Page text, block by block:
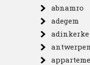
abnamro
adegem
adinkerke